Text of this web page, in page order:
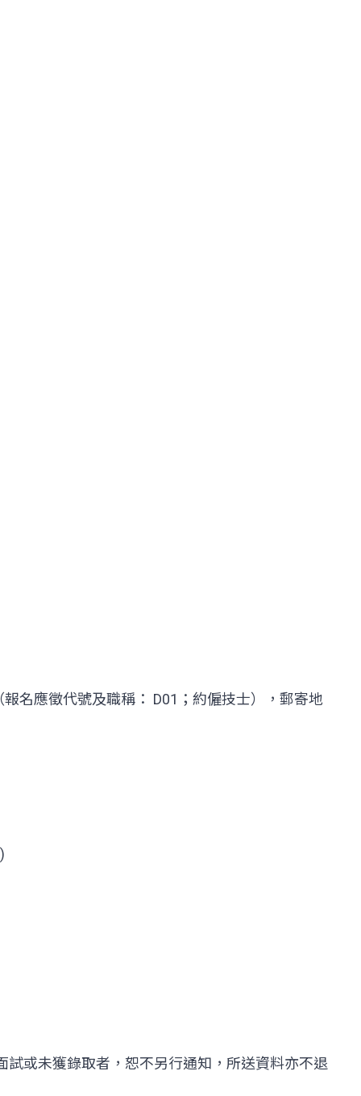
名應徵代號及職稱： D01；約僱技士），郵寄地
或未獲錄取者，恕不另行通知，所送資料亦不退